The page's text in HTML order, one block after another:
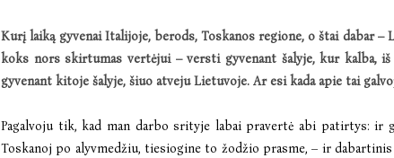
Kurį laiką gyvenai Italijoje, berods, Toskanos regione, o štai dabar–
koks nors skirtumas vertėjui – versti gyvenant šalyje, kur kalba, iš
gyvenant kitoje šalyje, šiuo atveju Lietuvoje. Ar esi kada apie tai
Pagalvoju tik, kad man darbo srityje labai pravertė abi patirtys: ir
Toskanoj po alyvmedžiu, tiesiogine to žodžio prasme, – ir